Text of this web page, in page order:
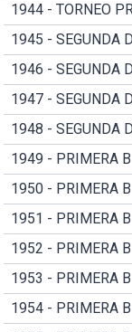
1944 - TORNEO
1945 - SEGUNDA
1946 - SEGUNDA
1947 - SEGUNDA
1948 - SEGUNDA
1949 - PRIMERA B
1950 - PRIMERA B
1951 - PRIMERA B
1952 - PRIMERA B
1953 - PRIMERA B
1954 - PRIMERA B